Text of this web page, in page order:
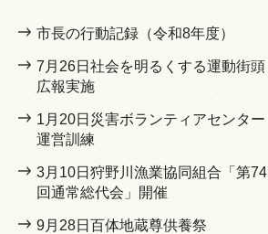
市長の行動記録（令和8年度）
7月26日社会を明るくする運動街頭
広報実施
1月20日災害ボランティアセンター
運営訓練
3月10日狩野川漁業協同組合「第74
回通常総代会」開催
9月28日百体地蔵尊供養祭